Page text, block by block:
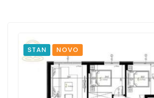
STAN NOVO